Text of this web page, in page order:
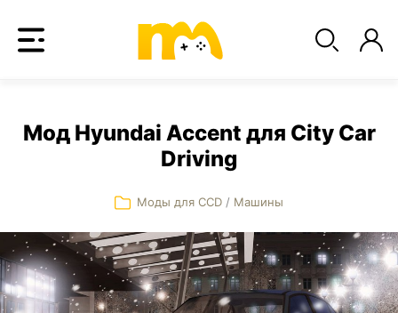
Мод Hyundai Accent для City Car
Driving
Моды для CCD / Машины